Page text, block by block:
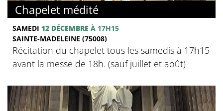
Chapelet médité
SAMEDI 12 DÉCEMBRE À 17H15
SAINTE-MADELEINE (75008)
Récitation du chapelet tous les samedis à 17h15
avant la messe de 18h. (sauf juillet et août)